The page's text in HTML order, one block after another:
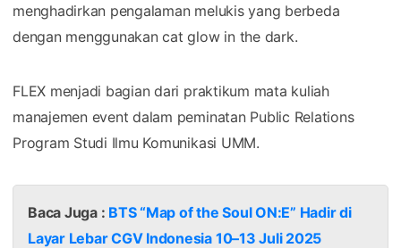
menghadirkan pengalaman melukis yang berbeda
dengan menggunakan cat glow in the dark.
FLEX menjadi bagian dari praktikum mata kuliah
manajemen event dalam peminatan Public Relations
Program Studi Ilmu Komunikasi UMM.
Baca Juga : BTS “Map of the Soul ON:E” Hadir di
Layar Lebar CGV Indonesia 10–13 Juli 2025